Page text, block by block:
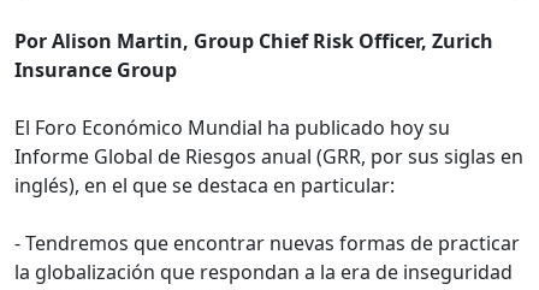
Por Alison Martin, Group Chief Risk Officer, Zurich
Insurance Group
El Foro Económico Mundial ha publicado hoy su
Informe Global de Riesgos anual (GRR, por sus siglas en
inglés), en el que se destaca en particular:
- Tendremos que encontrar nuevas formas de practicar
la globalización que respondan a la era de inseguridad